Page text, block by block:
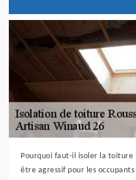
Pourquoi faut-il isoler la toiture
être agressif pour les